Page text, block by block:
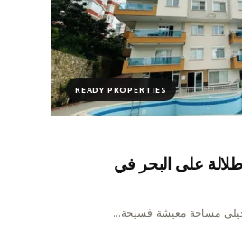
READY PROPERTIES
إطلالة على البحر في